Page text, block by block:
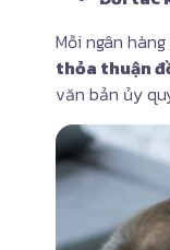
Mỗi ngân
thỏa thuận
văn bản ủy